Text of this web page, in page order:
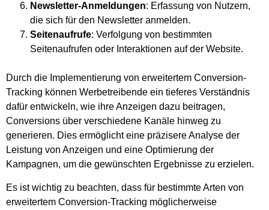
Newsletter-Anmeldungen: Erfassung von Nutzern,
die sich für den Newsletter anmelden.
Seitenaufrufe: Verfolgung von bestimmten
Seitenaufrufen oder Interaktionen auf der Website.
Durch die Implementierung von erweitertem Conversion-
Tracking können Werbetreibende ein tieferes Verständnis
dafür entwickeln, wie ihre Anzeigen dazu beitragen,
Conversions über verschiedene Kanäle hinweg zu
generieren. Dies ermöglicht eine präzisere Analyse der
Leistung von Anzeigen und eine Optimierung der
Kampagnen, um die gewünschten Ergebnisse zu erzielen.
Es ist wichtig zu beachten, dass für bestimmte Arten von
erweitertem Conversion-Tracking möglicherweise